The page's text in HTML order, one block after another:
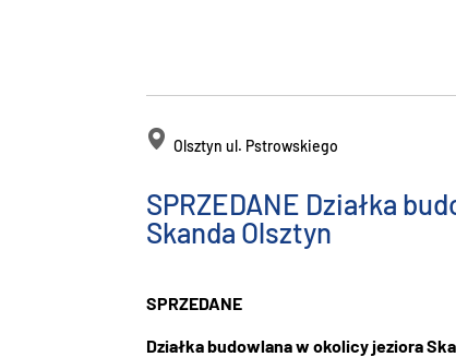
Olsztyn ul. Pstrowskiego
SPRZEDANE Działka
Skanda Olsztyn
SPRZEDANE
Działka budowlana w okolicy jeziora